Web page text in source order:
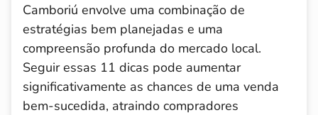
Camboriú envolve uma combinação de
estratégias bem planejadas e uma
compreensão profunda do mercado local.
Seguir essas 11 dicas pode aumentar
significativamente as chances de uma venda
bem-sucedida, atraindo compradores